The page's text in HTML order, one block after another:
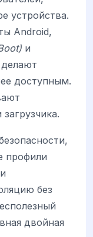
устройства.
Android,
и
доступным.
профили
без
двойная